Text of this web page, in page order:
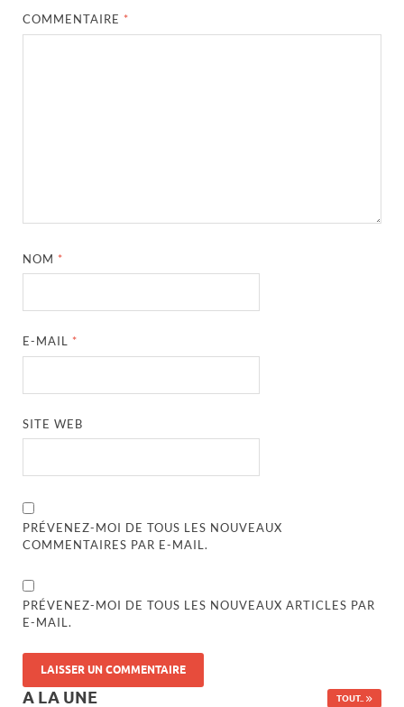
COMMENTAIRE *
NOM *
E-MAIL *
SITE WEB
PRÉVENEZ-MOI DE TOUS LES NOUVEAUX
COMMENTAIRES PAR E-MAIL.
PRÉVENEZ-MOI DE TOUS LES NOUVEAUX ARTICLES PAR
E-MAIL.
A LA UNE TOUT..